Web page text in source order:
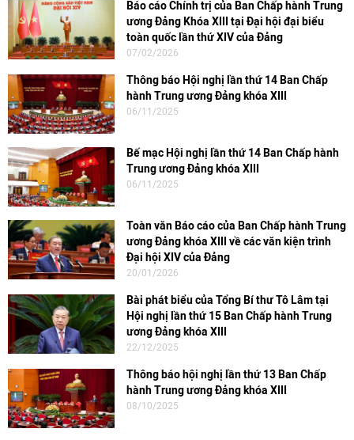
Báo cáo Chính trị của Ban Chấp hành Trung
ương Đảng Khóa XIII tại Đại hội đại biểu
toàn quốc lần thứ XIV của Đảng
07/02/2026
Thông báo Hội nghị lần thứ 14 Ban Chấp
hành Trung ương Đảng khóa XIII
06/11/2025
Bế mạc Hội nghị lần thứ 14 Ban Chấp hành
Trung ương Đảng khóa XIII
06/11/2025
Toàn văn Báo cáo của Ban Chấp hành Trung
ương Đảng khóa XIII về các văn kiện trình
Đại hội XIV của Đảng
20/01/2026
Bài phát biểu của Tổng Bí thư Tô Lâm tại
Hội nghị lần thứ 15 Ban Chấp hành Trung
ương Đảng khóa XIII
22/12/2025
Thông báo hội nghị lần thứ 13 Ban Chấp
hành Trung ương Đảng khóa XIII
08/10/2025